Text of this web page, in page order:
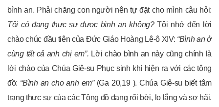
bình an. Phải chăng con người nên tự đặt cho mình câu hỏi:
Tôi có đang thực sự được bình an không?Tôi nhớ đến lời
chào chúc đầu tiên của Đức Giáo Hoàng Lê-ô XIV: “Bình an ở
cùng tất cả anh chị em”. Lời chào bình an này cũng chính là
lời chào của Chúa Giê-su Phục sinh khi hiện ra với các tông
đồ: “Bình an cho anh em” (Ga 20,19 ). Chúa Giê-su biết tâm
trạng thực sự của các Tông đồ đang rối bời, lo lắng và sợ hãi.